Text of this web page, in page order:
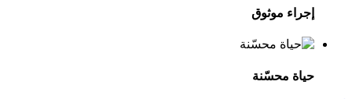
إجراء موثوق
حياة محسّنة